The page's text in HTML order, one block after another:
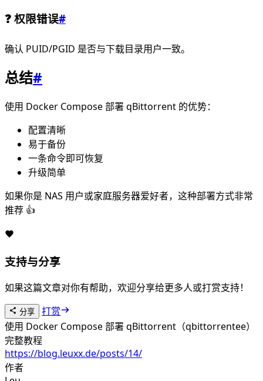
❓ 权限错误#
确认 PUID/PGID 是否与下载目录用户一致。
总结#
使用 Docker Compose 部署 qBittorrent 的优势：
配置清晰
易于备份
一条命令即可恢复
升级简单
如果你是 NAS 用户或家庭服务器爱好者，这种部署方式非常
推荐 👍
支持与分享
如果这篇文章对你有帮助，欢迎分享给更多人或打赏支持！
分享
打赏
使用 Docker Compose 部署 qBittorrent（qbittorrentee）
完整教程
https://blog.leuxx.de/posts/14/
作者